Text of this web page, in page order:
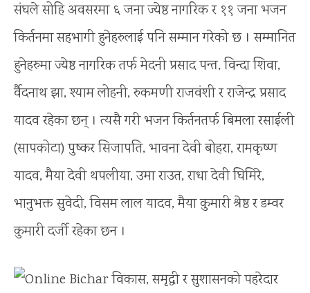
संघले सोहि अवसरमा ६ जना ज्येष्ठ नागरिक र ११ जना भजन
किर्तनमा सहभागी हुनेहरुलाई पनि सम्मान गरेको छ । सम्मानित
हुनेहरुमा ज्येष्ठ नागरिक तर्फ मेदनी प्रसाद पन्त, विन्दा शिवा,
र्वैदनाथ झा, श्याम लोहनी, रुकमणी राजवंशी र राजेन्द्र प्रसाद
यादव रहेका छन् । त्यसै गरी भजन किर्तनतर्फ बिमला रसाईली
(सापकोटा) पुष्कर सिजापति, भावना देवी बोहरा, रामकृष्ण
यादव, मैया देवी थपलीया, उमा राउत, राधा देवी घिमिरे,
भानुभक्त सुवेदी, विसम लाल यादव, मैया कुमारी श्रेष्ठ र डम्वर
कुमारी दर्जी रहेका छन ।